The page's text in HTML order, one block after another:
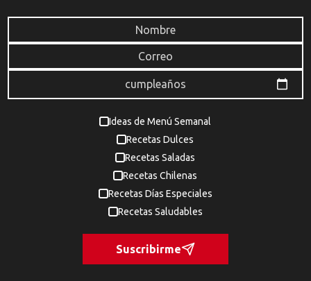
Ideas de Menú Semanal
Recetas Dulces
Recetas Saladas
Recetas Chilenas
Recetas Días Especiales
Recetas Saludables
Suscribirme